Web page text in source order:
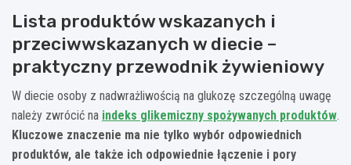
Lista produktów wskazanych i
przeciwwskazanych w diecie –
praktyczny przewodnik żywieniowy
W diecie osoby z nadwrażliwością na glukozę szczególną uwagę
należy zwrócić na indeks glikemiczny spożywanych produktów.
Kluczowe znaczenie ma nie tylko wybór odpowiednich
produktów, ale także ich odpowiednie łączenie i pory